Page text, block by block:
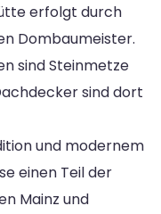
erfolgt durch
Dombaumeister.
sind Steinmetze
sind dort
und modernem
einen Teil der
Mainz und